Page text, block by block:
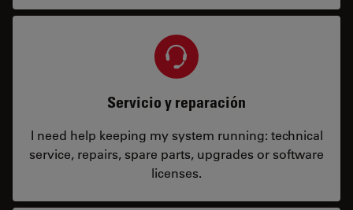
Servicio y reparación
I need help keeping my system running: technical
service, repairs, spare parts, upgrades or software
licenses.